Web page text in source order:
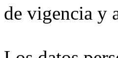
de vigencia y